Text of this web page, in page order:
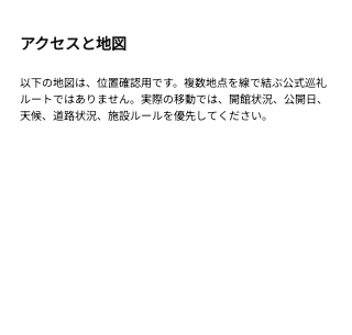
アクセスと地図
以下の地図は、位置確認用です。複数地点を線で結ぶ公式巡礼
ルートではありません。実際の移動では、開館状況、公開日、
天候、道路状況、施設ルールを優先してください。